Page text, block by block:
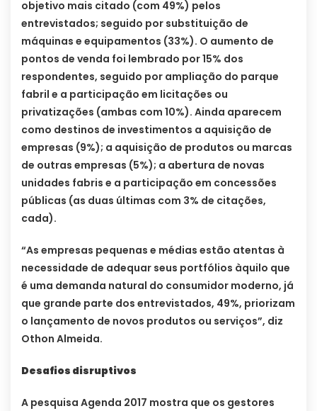
objetivo mais citado (com 49%) pelos
entrevistados; seguido por substituição de
máquinas e equipamentos (33%). O aumento de
pontos de venda foi lembrado por 15% dos
respondentes, seguido por ampliação do parque
fabril e a participação em licitações ou
privatizações (ambas com 10%). Ainda aparecem
como destinos de investimentos a aquisição de
empresas (9%); a aquisição de produtos ou marcas
de outras empresas (5%); a abertura de novas
unidades fabris e a participação em concessões
públicas (as duas últimas com 3% de citações,
cada).
“As empresas pequenas e médias estão atentas à
necessidade de adequar seus portfólios àquilo que
é uma demanda natural do consumidor moderno, já
que grande parte dos entrevistados, 49%, priorizam
o lançamento de novos produtos ou serviços”, diz
Othon Almeida.
Desafios disruptivos
A pesquisa Agenda 2017 mostra que os gestores